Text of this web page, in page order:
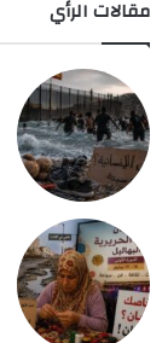
مقالات الرأي